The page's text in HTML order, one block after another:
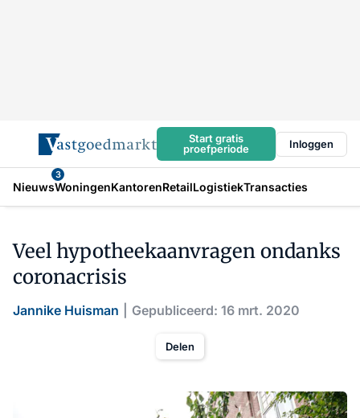
Start gratis
proefperiode
Inloggen
Nieuws
3
WoningenKantorenRetailLogistiekTransacties
Veel hypotheekaanvragen ondanks
coronacrisis
Jannike Huisman Gepubliceerd: 16 mrt. 2020
Delen